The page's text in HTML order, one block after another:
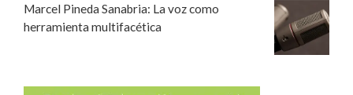
Marcel Pineda Sanabria: La voz como
herramienta multifacética